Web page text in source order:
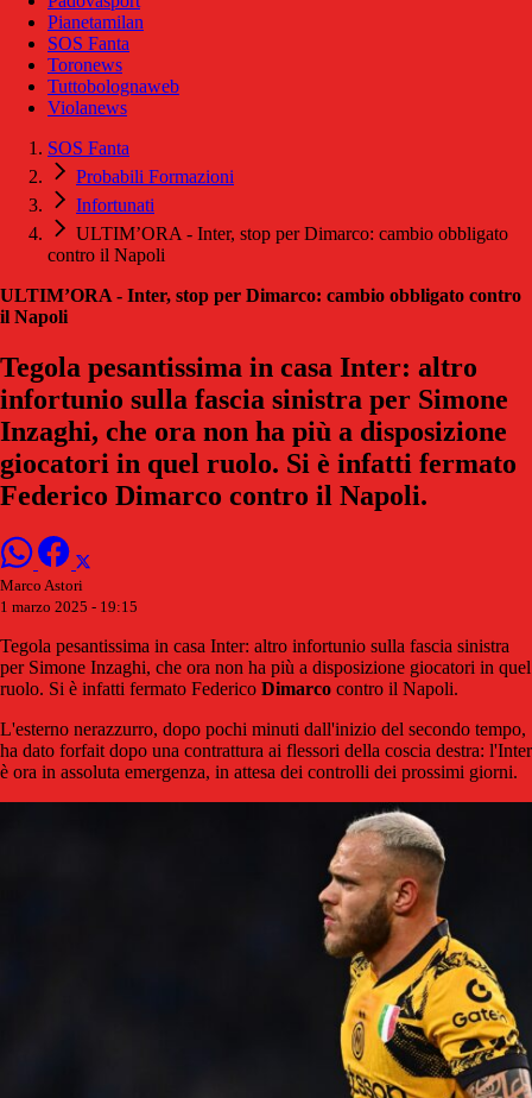
Pianetamilan
SOS Fanta
Toronews
Tuttobolognaweb
Violanews
SOS Fanta
Probabili Formazioni
Infortunati
ULTIM’ORA - Inter, stop per Dimarco: cambio obbligato
contro il Napoli
ULTIM’ORA - Inter, stop per Dimarco: cambio obbligato contro
il Napoli
Tegola pesantissima in casa Inter: altro
infortunio sulla fascia sinistra per Simone
Inzaghi, che ora non ha più a disposizione
giocatori in quel ruolo. Si è infatti fermato
Federico Dimarco contro il Napoli.
Marco Astori
1 marzo 2025 - 19:15
Tegola pesantissima in casa Inter: altro infortunio sulla fascia sinistra
per Simone Inzaghi, che ora non ha più a disposizione giocatori in quel
ruolo. Si è infatti fermato Federico Dimarco contro il Napoli.
L'esterno nerazzurro, dopo pochi minuti dall'inizio del secondo tempo,
ha dato forfait dopo una contrattura ai flessori della coscia destra: l'Inter
è ora in assoluta emergenza, in attesa dei controlli dei prossimi giorni.